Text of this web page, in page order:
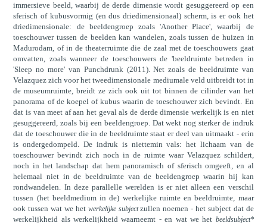
immersieve beeld, waarbij de derde dimensie wordt gesuggereerd op een
sferisch of kubusvormig (en dus driedimensionaal) scherm, is er ook het
driedimensionale: de beeldengroep zoals 'Another Place', waarbij de
toeschouwer tussen de beelden kan wandelen, zoals tussen de huizen in
Madurodam, of in de theaterruimte die de zaal met de toeschouwers gaat
omvatten, zoals wanneer de toeschouwers de 'beeldruimte betreden in
'Sleep no more' van Punchdrunk (2011). Net zoals de beeldruimte van
Velazquez zich voor het tweedimensionale mediumale veld uitbreidt tot in
de museumruimte, breidt ze zich ook uit tot binnen de cilinder van het
panorama of de koepel of kubus waarin de toeschouwer zich bevindt. En
dat is van meet af aan het geval als de derde dimensie werkelijk is en niet
gesuggereerd, zoals bij een beeldengroep. Dat wekt nog sterker de indruk
dat de toeschouwer die in de beeldruimte staat er deel van uitmaakt - erin
is ondergedompeld. De indruk is niettemin vals: het lichaam van de
toeschouwer bevindt zich noch in de ruimte waar Velazquez schildert,
noch in het landschap dat hem panoramisch of sferisch omgeeft, en al
helemaal niet in de beeldruimte van de beeldengroep waarin hij kan
rondwandelen. In deze parallelle werelden is er niet alleen een verschil
tussen (het beeldmedium in de) werkelijke ruimte en beeldruimte, maar
ook tussen wat we het werkelijke subjectzullen noemen - het subject dat de
werkelijkheid als werkelijkheid waarneemt - en wat we het beeldsubject*